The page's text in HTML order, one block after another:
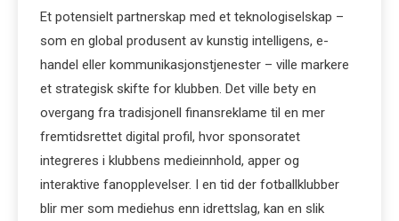
Et potensielt partnerskap med et teknologiselskap –
som en global produsent av kunstig intelligens, e-
handel eller kommunikasjonstjenester – ville markere
et strategisk skifte for klubben. Det ville bety en
overgang fra tradisjonell finansreklame til en mer
fremtidsrettet digital profil, hvor sponsoratet
integreres i klubbens medieinnhold, apper og
interaktive fanopplevelser. I en tid der fotballklubber
blir mer som mediehus enn idrettslag, kan en slik